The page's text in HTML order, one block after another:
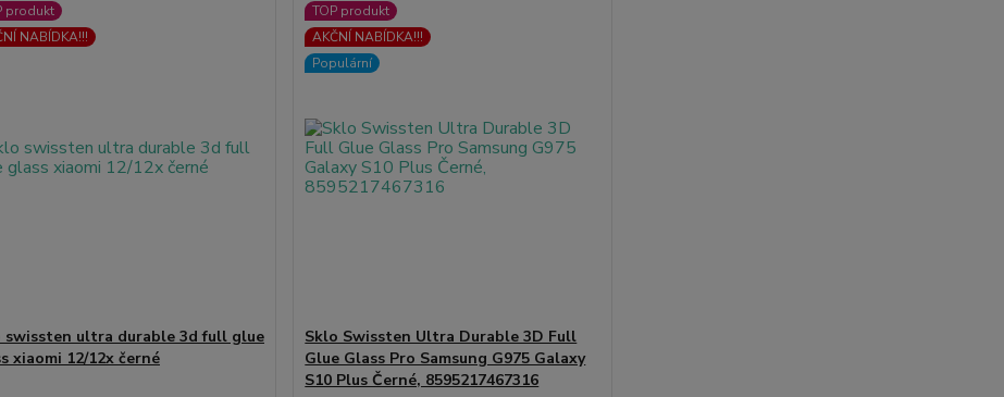
produkt
NABÍDKA!!!
swissten ultra durable 3d full glue
xiaomi 12/12x černé
TOP produkt
AKČNÍ NABÍDKA!!!
Populární
Sklo Swissten Ultra Durable 3D Full
Glue Glass Pro Samsung G975 Galaxy
S10 Plus Černé, 8595217467316